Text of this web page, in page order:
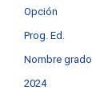
Opción
Prog. Ed.
Nombre grado
2024